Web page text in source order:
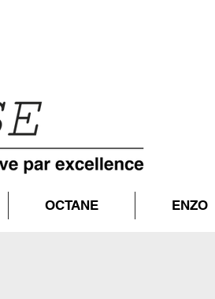
OCTANE ENZO